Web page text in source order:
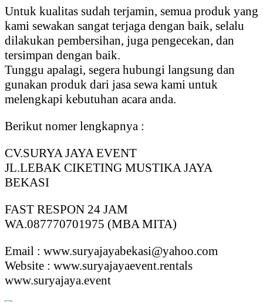
Untuk kualitas sudah terjamin, semua produk yang
kami sewakan sangat terjaga dengan baik, selalu
dilakukan pembersihan, juga pengecekan, dan
tersimpan dengan baik.
Tunggu apalagi, segera hubungi langsung dan
gunakan produk dari jasa sewa kami untuk
melengkapi kebutuhan acara anda.
Berikut nomer lengkapnya :
CV.SURYA JAYA EVENT
JL.LEBAK CIKETING MUSTIKA JAYA
BEKASI
FAST RESPON 24 JAM
WA.087770701975 (MBA MITA)
Email : www.suryajayabekasi@yahoo.com
Website : www.suryajayaevent.rentals
www.suryajaya.event